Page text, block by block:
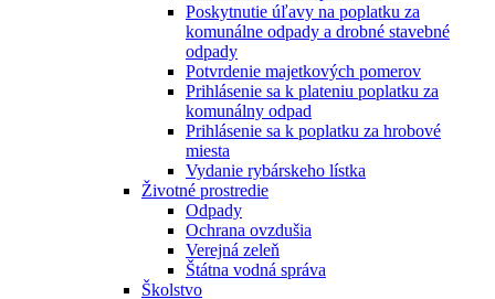
Poskytnutie úľavy na poplatku za
komunálne odpady a drobné stavebné
odpady
Potvrdenie majetkových pomerov
Prihlásenie sa k plateniu poplatku za
komunálny odpad
Prihlásenie sa k poplatku za hrobové
miesta
Vydanie rybárskeho lístka
Životné prostredie
Odpady
Ochrana ovzdušia
Verejná zeleň
Štátna vodná správa
Školstvo